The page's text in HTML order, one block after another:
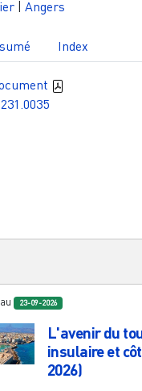
| Angers
Index
au 23-09-2026
L'avenir du
insulaire et
2026)